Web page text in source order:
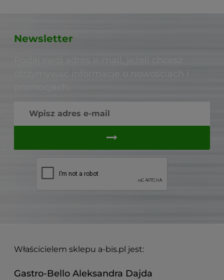
Newsletter
Właścicielem sklepu a-bis.pl jest:
Gastro-Bello Aleksandra Dajda